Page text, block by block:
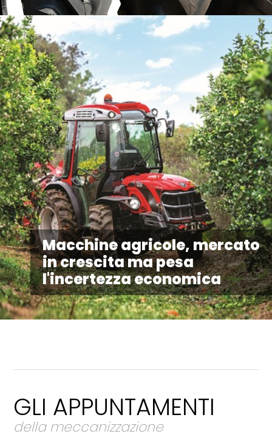
Macchine agricole, mercato
in crescita ma pesa
l'incertezza economica
GLI APPUNTAMENTI
della meccanizzazione